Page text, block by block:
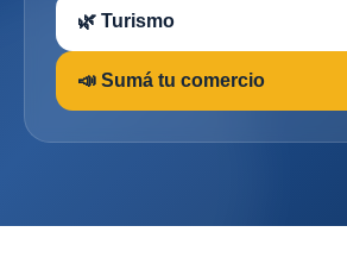
🌿 Turismo
📣 Sumá tu comercio